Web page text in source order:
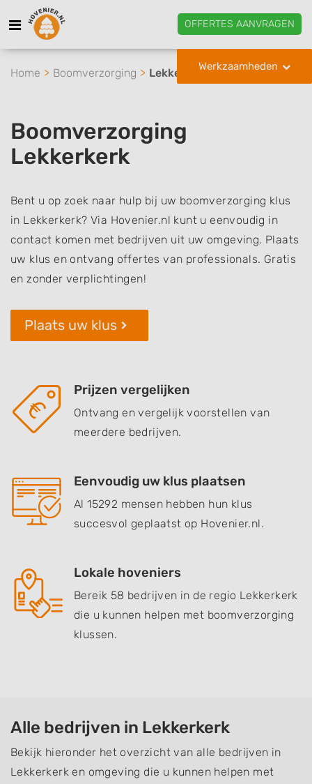
OFFERTES AANVRAGEN
Werkzaamheden
Home Boomverzorging Lekkerkerk
Boomverzorging
Lekkerkerk
Bent u op zoek naar hulp bij uw boomverzorging klus
in Lekkerkerk? Via Hovenier.nl kunt u eenvoudig in
contact komen met bedrijven uit uw omgeving. Plaats
uw klus en ontvang offertes van professionals. Gratis
en zonder verplichtingen!
Plaats uw klus
Prijzen vergelijken
Ontvang en vergelijk voorstellen van
meerdere bedrijven.
Eenvoudig uw klus plaatsen
Al 15292 mensen hebben hun klus
succesvol geplaatst op Hovenier.nl.
Lokale hoveniers
Bereik 58 bedrijven in de regio Lekkerkerk
die u kunnen helpen met boomverzorging
klussen.
Alle bedrijven in Lekkerkerk
Bekijk hieronder het overzicht van alle bedrijven in
Lekkerkerk en omgeving die u kunnen helpen met